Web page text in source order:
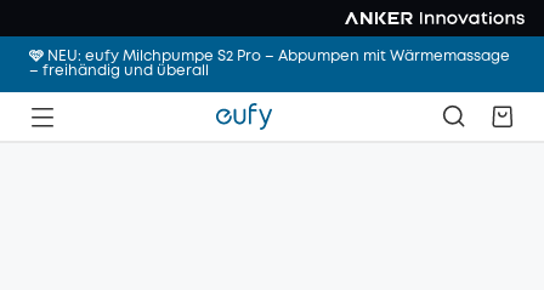
🩷 NEU: eufy Milchpumpe S2 Pro – Abpumpen mit Wärmemassage
– freihändig und überall